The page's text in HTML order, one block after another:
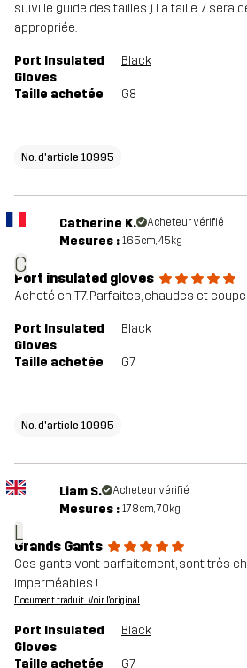
suivi le guide des tailles.) La taille 7 sera
appropriée.
Port Insulated
Gloves
Black
Taille achetée G8
No. d'article 10995
C
Catherine K. Acheteur vérifié
Mesures : 165cm, 45kg
Port insulated gloves
Acheté en T7. Parfaites, chaudes et
Port Insulated
Gloves
Black
Taille achetée G7
No. d'article 10995
L
Liam S. Acheteur vérifié
Mesures : 178cm, 70kg
Grands Gants
Ces gants vont parfaitement, sont très
imperméables !
Document traduit. Voir l'original
Port Insulated
Gloves
Black
Taille achetée G7